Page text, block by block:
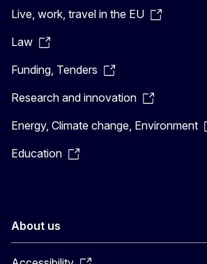
Live, work, travel in the EU
Law
Funding, Tenders
Research and innovation
Energy, Climate change, Environment
Education
About us